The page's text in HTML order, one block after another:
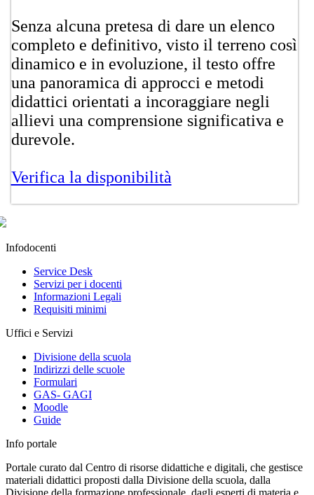
Senza alcuna pretesa di dare un elenco
completo e definitivo, visto il terreno così
dinamico e in evoluzione, il testo offre
una panoramica di approcci e metodi
didattici orientati a incoraggiare negli
allievi una comprensione significativa e
durevole.
Verifica la disponi​bilità
Infodocenti
Service Desk
Servizi per i docenti
Informazioni Legali
Requisiti minimi
Uffici e Servizi
Divisione della scuola
Indirizzi delle scuole
Formulari
GAS- GAGI
Moodle
Guide
Info portale
Portale curato dal Centro di risorse didattiche e digitali, che gestisce
materiali didattici proposti dalla Divisione della scuola, dalla
Divisione della formazione professionale, dagli esperti di materia e